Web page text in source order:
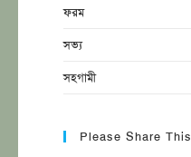
ফরম
সভ্য
সহগামী
Please Share This